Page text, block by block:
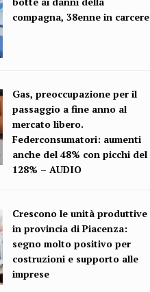
compagna, 38enne in carcere
Gas, preoccupazione per il
passaggio a fine anno al
mercato libero.
Federconsumatori: aumenti
anche del 48% con picchi del
128% – AUDIO
Crescono le unità produttive
in provincia di Piacenza:
segno molto positivo per
costruzioni e supporto alle
imprese